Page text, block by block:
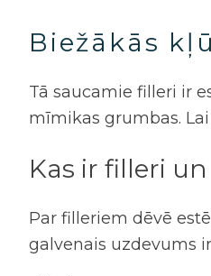
Biežākās
Tā saucamie filleri ir
mīmikas grumbas.
Kas ir filleri
Par filleriem dēvē
galvenais uzdevums